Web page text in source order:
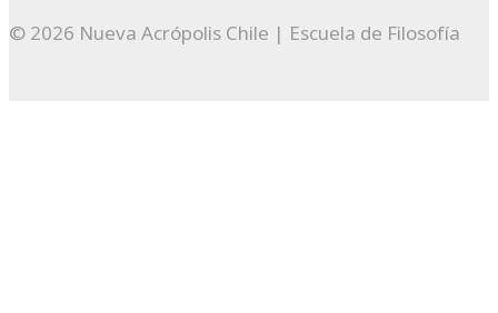
© 2026 Nueva Acrópolis Chile | Escuela de Filosofía